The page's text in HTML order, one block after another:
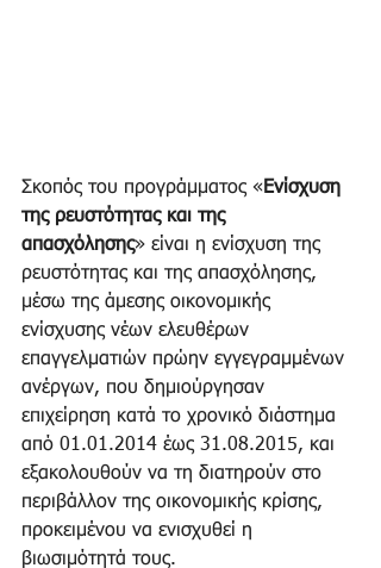
Σκοπός του προγράμματος «Ενίσχυση
της ρευστότητας και της
απασχόλησης» είναι η ενίσχυση της
ρευστότητας και της απασχόλησης,
μέσω της άμεσης οικονομικής
ενίσχυσης νέων ελευθέρων
επαγγελματιών πρώην εγγεγραμμένων
ανέργων, που δημιούργησαν
επιχείρηση κατά το χρονικό διάστημα
από 01.01.2014 έως 31.08.2015, και
εξακολουθούν να τη διατηρούν στο
περιβάλλον της οικονομικής κρίσης,
προκειμένου να ενισχυθεί η
βιωσιμότητά τους.